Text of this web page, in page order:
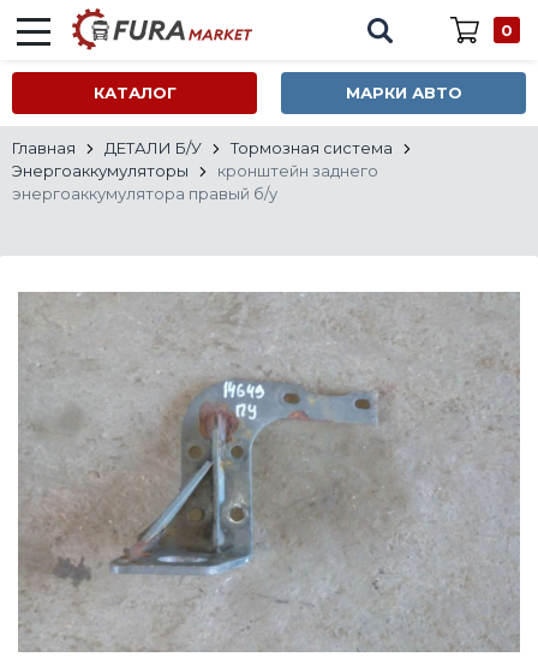
0
КАТАЛОГ МАРКИ АВТО
Все марки
Главная ДЕТАЛИ Б/У
Тормозная система
Энергоаккумуляторы
кронштейн заднего
энергоаккумулятора правый б/у